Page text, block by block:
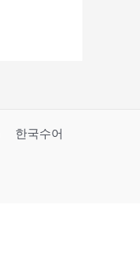
한국수어